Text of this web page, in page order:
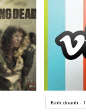
chú ý đến cách họ
tốt việc xem phim
Xem lại phim nếu cần.
là một phương
tiếng Anh của một
tiếng Anh.Những từ
vần theo phiên âm.
Kinh doanh -